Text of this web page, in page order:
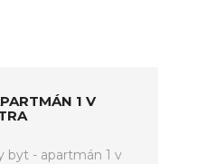
1 V
byt - apartmán 1 v